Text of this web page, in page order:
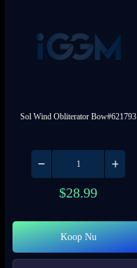
Sol Wind Obliterator Bow#621793
$28.99
Koop Nu